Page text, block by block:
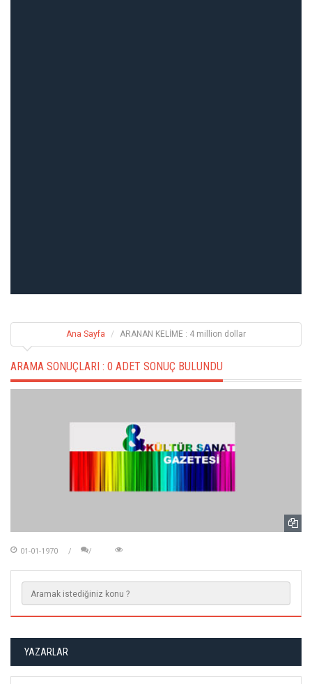
Ana Sayfa ARANAN KELİME : 4 million dollar
ARAMA SONUÇLARI : 0 ADET SONUÇ BULUNDU
01-01-1970
YAZARLAR